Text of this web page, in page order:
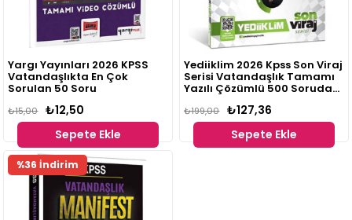
Yargı Yayınları 2026 KPSS
Vatandaşlıkta En Çok
Sorulan 50 Soru
₺12,50
₺15,00
Sepete Ekle
Yediiklim 2026 Kpss Son Viraj
Serisi Vatandaşlık Tamamı
Yazılı Çözümlü 500 Soruda
Yıldız ₺127,36
₺199,00
Sepete Ekle
%36 İndirim